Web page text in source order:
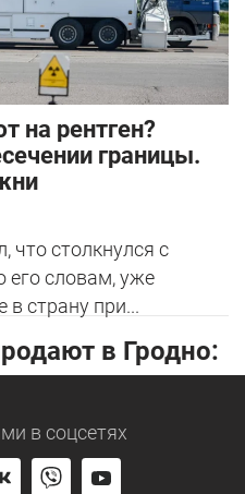
на рентген?
границы.
что столкнулся с
его словам, уже
в страну при...
в Гродно:
в соцсетях